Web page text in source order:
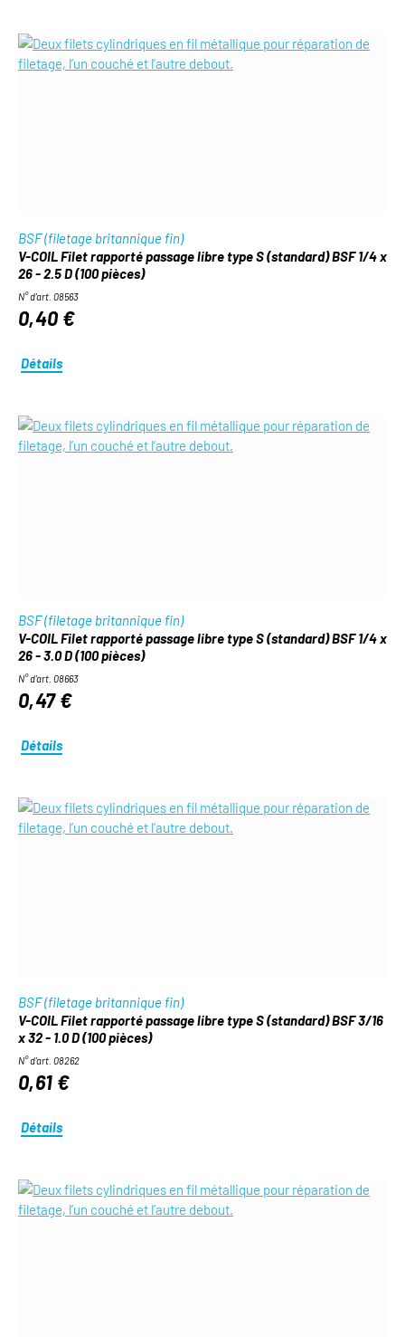
BSF (filetage britannique fin)
V-COIL Filet rapporté passage libre type S (standard) BSF 1/4 x
26 - 2.5 D (100 pièces)
N° d'art. 08563
0,40 €
Détails
BSF (filetage britannique fin)
V-COIL Filet rapporté passage libre type S (standard) BSF 1/4 x
26 - 3.0 D (100 pièces)
N° d'art. 08663
0,47 €
Détails
BSF (filetage britannique fin)
V-COIL Filet rapporté passage libre type S (standard) BSF 3/16
x 32 - 1.0 D (100 pièces)
N° d'art. 08262
0,61 €
Détails